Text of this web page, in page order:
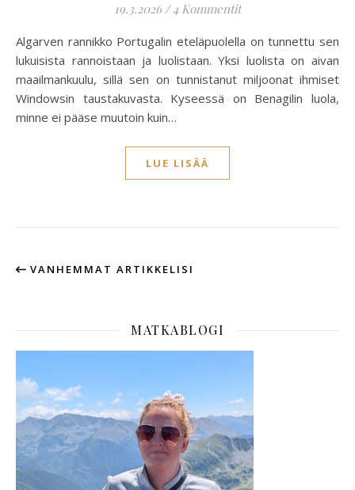
19.3.2026 / 4 Kommentit
Algarven rannikko Portugalin eteläpuolella on tunnettu sen
lukuisista rannoistaan ja luolistaan. Yksi luolista on aivan
maailmankuulu, sillä sen on tunnistanut miljoonat ihmiset
Windowsin taustakuvasta. Kyseessä on Benagilin luola,
minne ei pääse muutoin kuin…
LUE LISÄÄ
VANHEMMAT ARTIKKELISI
MATKABLOGI